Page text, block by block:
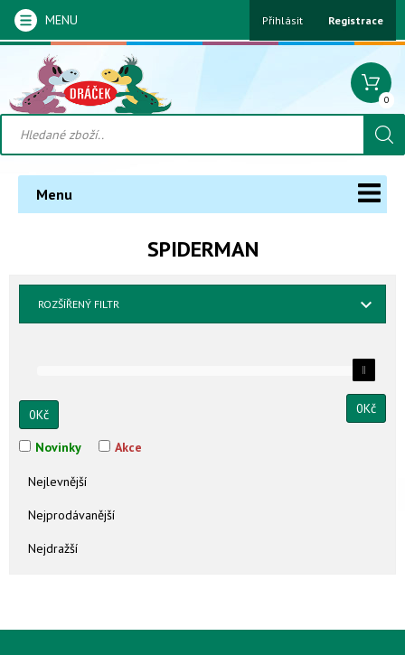
MENU Přihlásit Registrace
0
Menu
SPIDERMAN
ROZŠÍŘENÝ FILTR
0Kč 0Kč
Novinky Akce
Nejlevnější
Nejprodávanější
Nejdražší